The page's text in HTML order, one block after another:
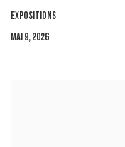
EXPOSITIONS
MAI 9, 2026